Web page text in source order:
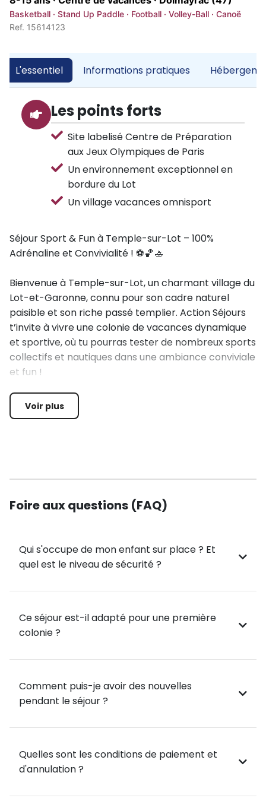
Basketball · Stand Up Paddle · Football · Volley-Ball · Canoë
Ref. 15614123
L'essentiel Informations pratiques
Les points forts
Site labelisé Centre de Préparation
aux Jeux Olympiques de Paris
Un environnement exceptionnel en
bordure du Lot
Un village vacances omnisport
Séjour Sport & Fun à Temple-sur-Lot – 100%
Adrénaline et Convivialité ! ⚽🏀🚣
Bienvenue à Temple-sur-Lot, un charmant village du
Lot-et-Garonne, connu pour son cadre naturel
paisible et son riche passé templier. Action Séjours
t’invite à vivre une colonie de vacances dynamique
et sportive, où tu pourras tester de nombreux sports
collectifs et nautiques dans une ambiance conviviale
et fun !
🏆 PROGRAMME SPORTIF & NAUTIQUE
sports collectifs encadrés par des animateurs
Volley-ball 🏐
Ultimate Frisbee 🥏
🌊 Après-midi : Activités Nautiques (en groupe avec
Retrouve les autres participants pour profiter d’un
Aviron 🚣 – Rame en équipe sur la rivière et améliore
ta coordination.
découvre la navigation.
technique de pagaie.
Stand-up Paddle 🏄 – Teste ton équilibre et glisse sur
Voir plus
Foire aux questions (FAQ)
Qui s'occupe de mon enfant sur place ? Et
quel est le niveau de sécurité ?
Ce séjour est-il adapté pour une première
colonie ?
Comment puis-je avoir des nouvelles
pendant le séjour ?
Quelles sont les conditions de paiement et
d'annulation ?